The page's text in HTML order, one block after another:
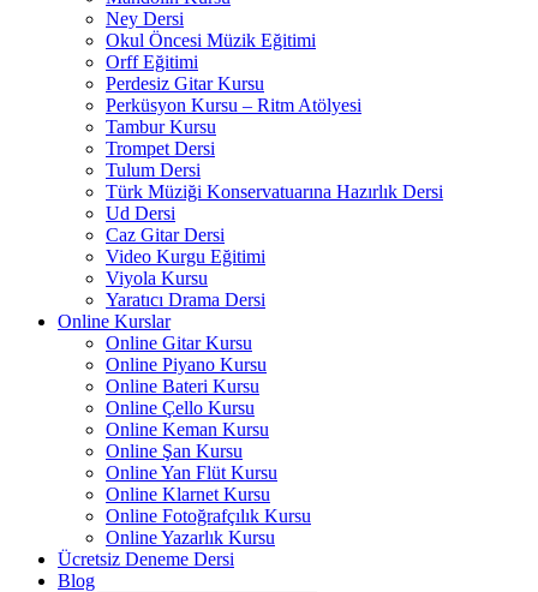
Ney Dersi
Okul Öncesi Müzik Eğitimi
Orff Eğitimi
Perdesiz Gitar Kursu
Perküsyon Kursu – Ritm Atölyesi
Tambur Kursu
Trompet Dersi
Tulum Dersi
Türk Müziği Konservatuarına Hazırlık Dersi
Ud Dersi
Caz Gitar Dersi
Video Kurgu Eğitimi
Viyola Kursu
Yaratıcı Drama Dersi
Online Kurslar
Online Gitar Kursu
Online Piyano Kursu
Online Bateri Kursu
Online Çello Kursu
Online Keman Kursu
Online Şan Kursu
Online Yan Flüt Kursu
Online Klarnet Kursu
Online Fotoğrafçılık Kursu
Online Yazarlık Kursu
Ücretsiz Deneme Dersi
Blog